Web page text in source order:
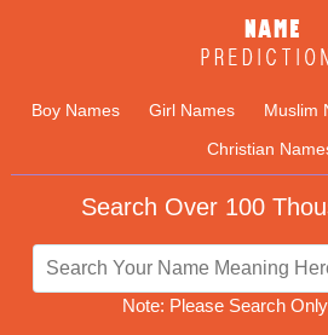
Boy Names Girl Names Muslim
Christian
Search Over 100
Note: Please Search